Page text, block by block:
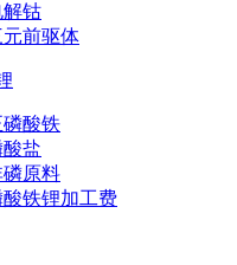
解钴
元前驱体
磷酸铁
盐
磷原料
酸铁锂加工费